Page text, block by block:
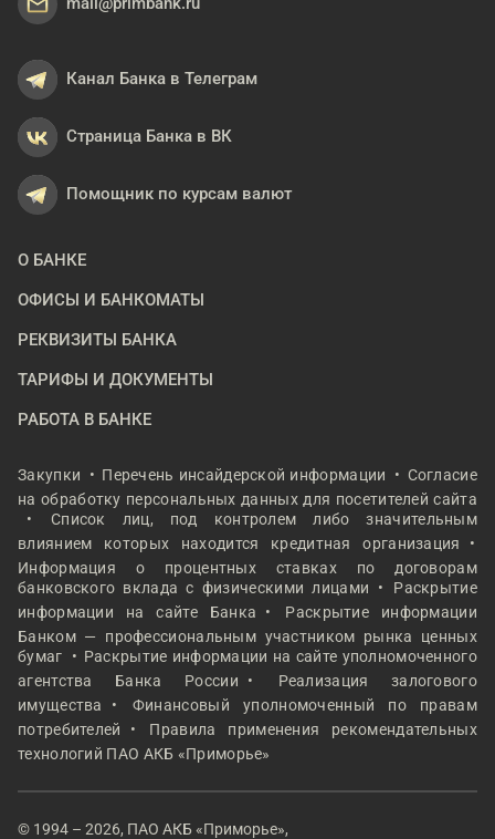
Канал Банка в Телеграм
Страница Банка в ВК
Помощник по курсам валют
О БАНКЕ
ОФИСЫ И БАНКОМАТЫ
РЕКВИЗИТЫ БАНКА
ТАРИФЫ И ДОКУМЕНТЫ
РАБОТА В БАНКЕ
Закупки Перечень инсайдерской информации
Согласие
на обработку персональных данных для посетителей сайта
Список лиц, под контролем либо значительным
влиянием которых находится кредитная организация
Информация о процентных ставках по договорам
банковского вклада с физическими лицами
Раскрытие
информации на сайте Банка
Раскрытие информации
Банком — профессиональным участником рынка ценных
бумаг
Раскрытие информации на сайте уполномоченного
агентства Банка России
Реализация залогового
имущества
Финансовый уполномоченный по правам
потребителей
Правила применения рекомендательных
технологий ПАО АКБ «Приморье»
© 1994 – 2026, ПАО АКБ «Приморье»,